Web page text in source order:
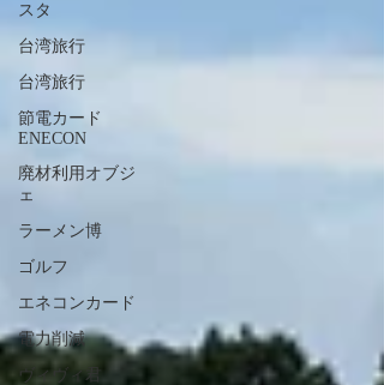
スタ
台湾旅行
台湾旅行
節電カード
ENECON
廃材利用オブジ
ェ
ラーメン博
ゴルフ
エネコンカード
電力削減
ヴィヴィ君